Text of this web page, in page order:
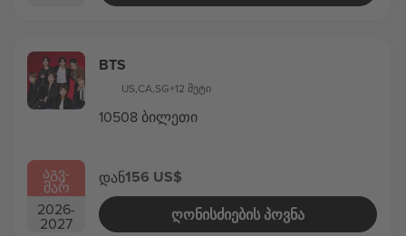
ᲐᲒᲕ-
ᲛᲐᲠ
2026-
2027
BTS
US,CA,SG+12 მეტი
10508 ბილეთი
დან156 US$
ᲦᲝᲜᲘᲡᲫᲘᲔᲑᲘᲡ ᲞᲝᲕᲜᲐ